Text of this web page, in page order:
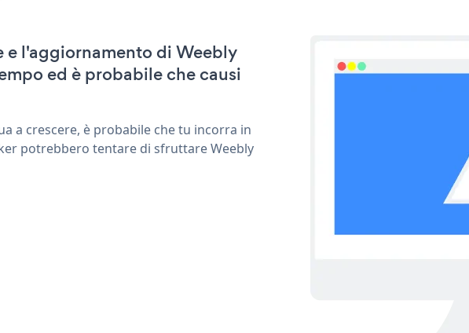
e l'aggiornamento di Weebly
ed è probabile che causi
a crescere, è probabile che tu incorra in
potrebbero tentare di sfruttare Weebly